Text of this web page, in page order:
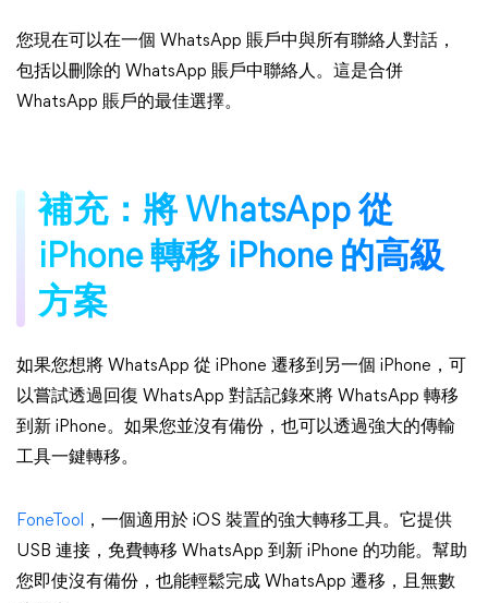
您現在可以在一個 WhatsApp 賬戶中與所有聯絡人對話，
包括以刪除的 WhatsApp 賬戶中聯絡人。這是合併
WhatsApp 賬戶的最佳選擇。
補充：將 WhatsApp 從
iPhone 轉移 iPhone 的高級
方案
如果您想將 WhatsApp 從 iPhone 遷移到另一個 iPhone，可
以嘗試透過回復 WhatsApp 對話記錄來將 WhatsApp 轉移
到新 iPhone。如果您並沒有備份，也可以透過強大的傳輸
工具一鍵轉移。
FoneTool
，一個適用於 iOS 裝置的強大轉移工具。它提供
USB 連接，免費轉移 WhatsApp 到新 iPhone 的功能。幫助
您即使沒有備份，也能輕鬆完成 WhatsApp 遷移，且無數